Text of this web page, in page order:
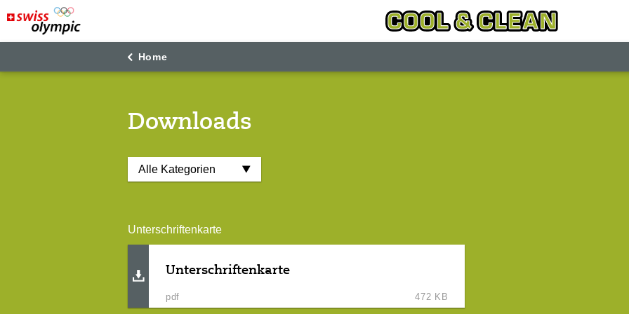
Home
Downloads
Unterschriftenkarte
Unterschriftenkarte
pdf 472 KB